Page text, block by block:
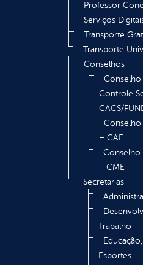
Professor
Serviços
Transporte
Transporte
Conselhos
Controle
CACS/
Conselho
– CAE
Conselho
– CME
Secretarias
Trabalho
Esportes